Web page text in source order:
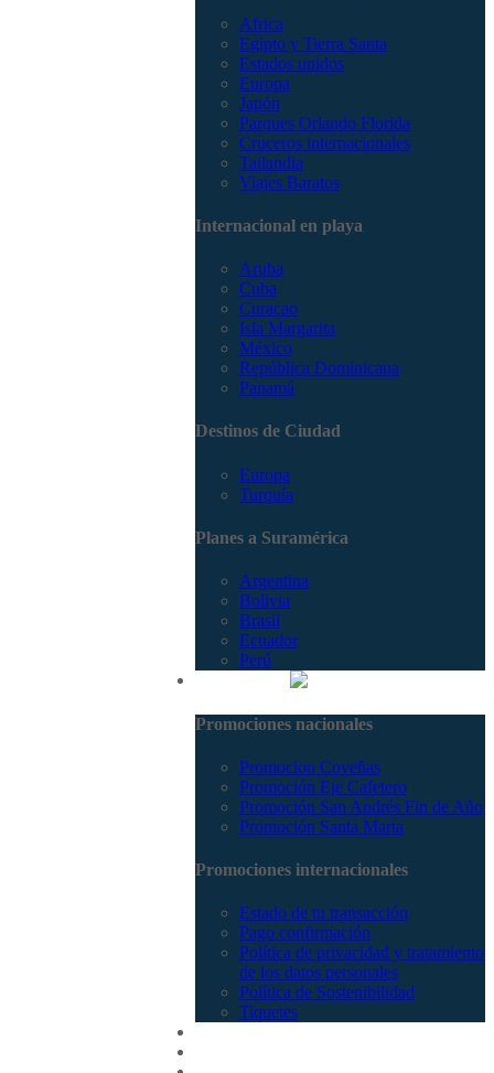
Africa
Egipto y Tierra Santa
Estados unidos
Europa
Japón
Parques Orlando Florida
Cruceros internacionales
Tailandia
Viajes Baratos
Internacional en playa
Aruba
Cuba
Curacao
Isla Margarita
México
República Dominicana
Panamá
Destinos de Ciudad
Europa
Turquía
Planes a Suramérica
Argentina
Bolivia
Brasil
Ecuador
Perú
Promociones nacionales
Promocion Coveñas
Promoción Eje Cafetero
Promoción San Andrés Fin de Año
Promoción Santa Marta
Promociones internacionales
Estado de tu transacción
Pago confirmación
Política de privacidad y tratamiento
de los datos personales
Política de Sostenibilidad
Tiquetes